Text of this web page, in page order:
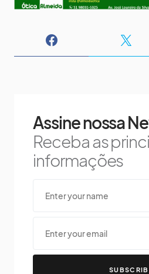
Assine nossa
Receba as
informações